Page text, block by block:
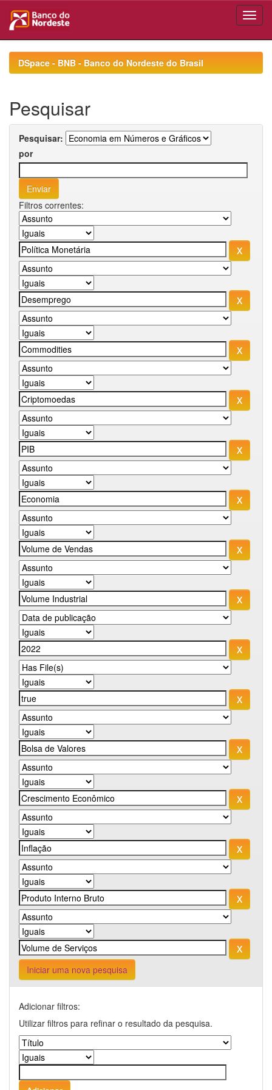
navigationDSpace - BNB - Banco do Nordeste do Brasil
Pesquisar
Pesquisar:
por
Filtros correntes:
Iniciar uma nova pesquisa
Adicionar filtros:
Utilizar filtros para refinar o resultado da pesquisa.